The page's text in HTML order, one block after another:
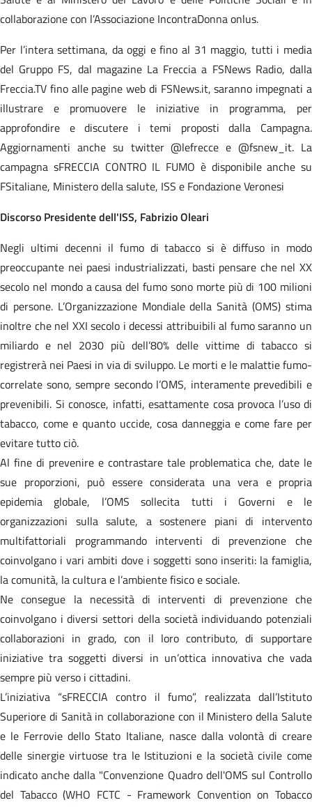
collaborazione con l’Associazione IncontraDonna onlus.
Per l’intera settimana, da oggi e fino al 31 maggio, tutti i media
del Gruppo FS, dal magazine La Freccia a FSNews Radio, dalla
Freccia.TV fino alle pagine web di FSNews.it, saranno impegnati a
illustrare e promuovere le iniziative in programma, per
approfondire e discutere i temi proposti dalla Campagna.
Aggiornamenti anche su twitter @lefrecce e @fsnew_it. La
campagna sFRECCIA CONTRO IL FUMO è disponibile anche su
FSitaliane, Ministero della salute, ISS e Fondazione Veronesi
Discorso Presidente dell'ISS, Fabrizio Oleari
Negli ultimi decenni il fumo di tabacco si è diffuso in modo
preoccupante nei paesi industrializzati, basti pensare che nel XX
secolo nel mondo a causa del fumo sono morte più di 100 milioni
di persone. L’Organizzazione Mondiale della Sanità (OMS) stima
inoltre che nel XXI secolo i decessi attribuibili al fumo saranno un
miliardo e nel 2030 più dell’80% delle vittime di tabacco si
registrerà nei Paesi in via di sviluppo. Le morti e le malattie fumo-
correlate sono, sempre secondo l’OMS, interamente prevedibili e
prevenibili. Si conosce, infatti, esattamente cosa provoca l’uso di
tabacco, come e quanto uccide, cosa danneggia e come fare per
evitare tutto ciò.
Al fine di prevenire e contrastare tale problematica che, date le
sue proporzioni, può essere considerata una vera e propria
epidemia globale, l’OMS sollecita tutti i Governi e le
organizzazioni sulla salute, a sostenere piani di intervento
multifattoriali programmando interventi di prevenzione che
coinvolgano i vari ambiti dove i soggetti sono inseriti: la famiglia,
la comunità, la cultura e l’ambiente fisico e sociale.
Ne consegue la necessità di interventi di prevenzione che
coinvolgano i diversi settori della società individuando potenziali
collaborazioni in grado, con il loro contributo, di supportare
iniziative tra soggetti diversi in un’ottica innovativa che vada
sempre più verso i cittadini.
L’iniziativa “sFRECCIA contro il fumo”, realizzata dall’Istituto
Superiore di Sanità in collaborazione con il Ministero della Salute
e le Ferrovie dello Stato Italiane, nasce dalla volontà di creare
delle sinergie virtuose tra le Istituzioni e la società civile come
indicato anche dalla "Convenzione Quadro dell'OMS sul Controllo
del Tabacco (WHO FCTC - Framework Convention on Tobacco